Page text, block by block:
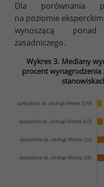
Dla porównania
na poziomie
wynoszącą
zasadniczego.
Wykres 3. Mediany
procent wynagrodzenia